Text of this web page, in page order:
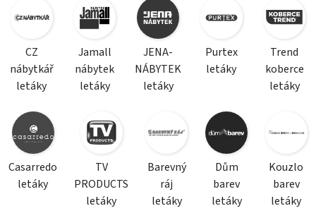
CZ
nábytkář
letáky
Jamall
nábytek
letáky
JENA-
NÁBYTEK
letáky
Purtex
letáky
Trend
koberce
letáky
Casarredo
letáky
TV
PRODUCTS
letáky
Barevný
ráj
letáky
Dům
barev
letáky
Kouzlo
barev
letáky